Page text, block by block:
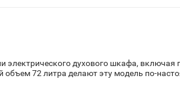
духового шкафа, включая
72 литра делают эту модель по-